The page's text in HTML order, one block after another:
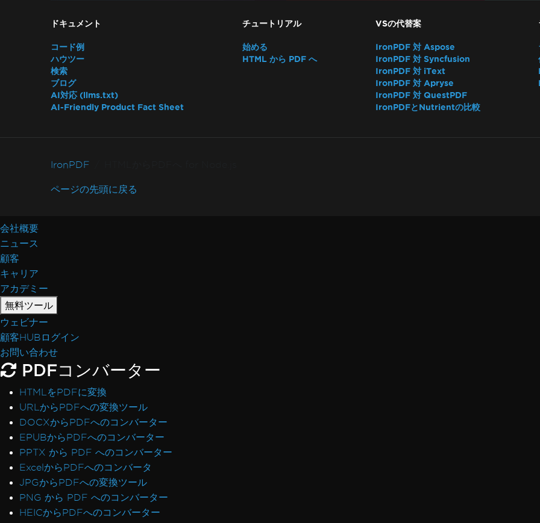
ドキュメント
コード例
ハウツー
検索
ブログ
AI対応 (llms.txt)
AI-Friendly Product Fact Sheet
チュートリアル
始める
HTML から PDF へ
VSの代替案
IronPDF 対 Aspose
IronPDF 対 Syncfusion
IronPDF 対 iText
IronPDF 対 Apryse
IronPDF 対 QuestPDF
IronPDFとNutrientの比較
IronPDF
ページの先頭に戻る
会社概要
ニュース
顧客
キャリア
アカデミー
無料ツール
ウェビナー
顧客HUBログイン
お問い合わせ
PDFコンバーター
HTMLをPDFに変換
URLからPDFへの変換ツール
DOCXからPDFへのコンバーター
EPUBからPDFへのコンバーター
PPTX から PDF へのコンバーター
ExcelからPDFへのコンバータ
JPGからPDFへの変換ツール
PNG から PDF へのコンバーター
HEICからPDFへのコンバーター